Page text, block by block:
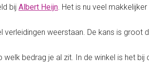
bij Albert Heijn. Het is nu veel
weerstaan. De kans is groot
welk bedrag je al zit. In de winkel is het